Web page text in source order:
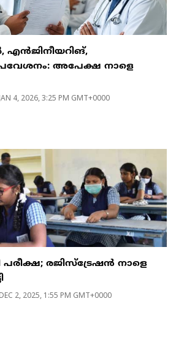
എൻജിനീയറിങ്,
അപേക്ഷ നാളെ
JAN 4, 2026, 3:25 PM GMT+0000
രജിസ്ട്രേഷൻ നാളെ
DEC 2, 2025, 1:55 PM GMT+0000